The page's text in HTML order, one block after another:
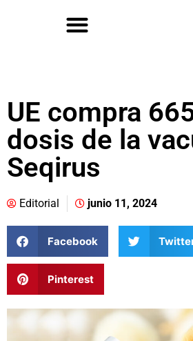
UE compra
dosis de la
Seqirus
Editorial junio 11, 2024
Facebook
Pinterest